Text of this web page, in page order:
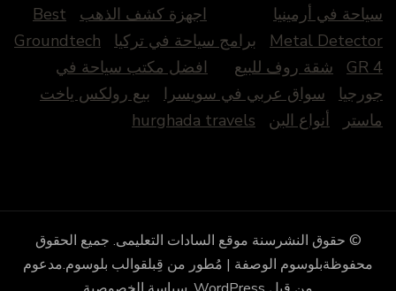
سياحة في أرمينيا
اجهزة كشف الذهب
Best
Metal Detector
برامج سياحة في تركيا
Groundtech
GR 4
شقة روف للبيع
افضل مكتب سياحة في
جورجيا
سواق عربي في سويسرا
بيع رولكس ياخت
ماستر
أنواع البن hurghada travels
© حقوق النشرسنة موقع السادات التعليمى. جميع الحقوق
محفوظةبلوسوم الوصفة | مُطور من قِبلقوالب بلوسوم.مدعوم